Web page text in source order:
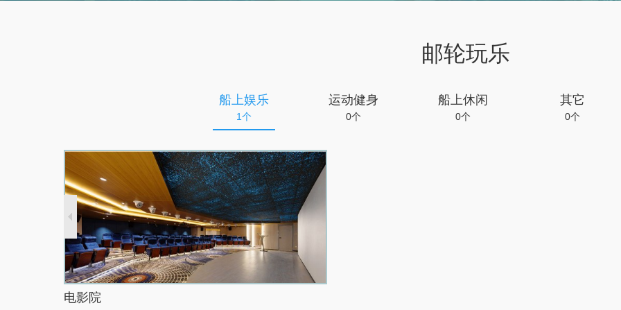
豪华套房
长江如歌套房
邮轮玩乐
船上娱乐
1个
运动健身
0个
船上休闲
0个
其它
0个
电影院